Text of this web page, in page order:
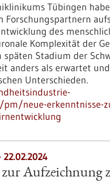
Tübingen
des
Komplexität der
späten Stadium der
anders als erwartet
Unterschieden.
neue-erkenntnisse-
Aufzeichnung